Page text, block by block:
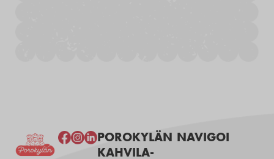
POROKYLÄN
KAHVILA-
NAVIGOI